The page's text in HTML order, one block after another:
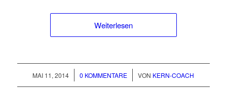
Weiterlesen
MAI 11, 2014
/ 0 KOMMENTARE
/ VON KERN-COACH